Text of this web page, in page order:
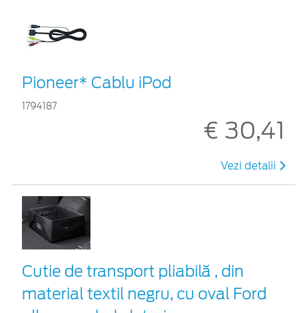
Pioneer* Cablu iPod
1794187
€ 30,41
Vezi detalii
Cutie de transport pliabilă , din
material textil negru, cu oval Ford